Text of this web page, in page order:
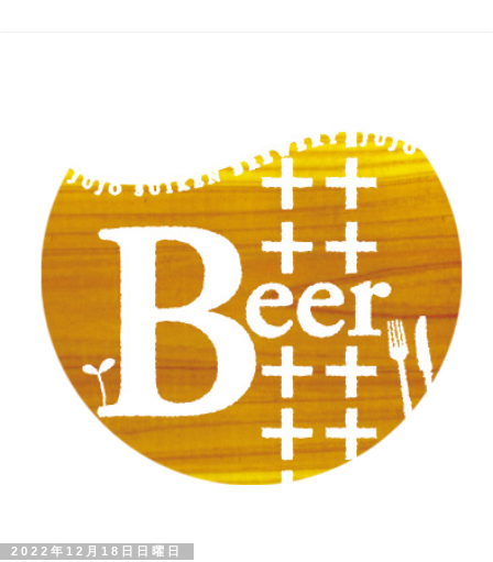
2022年12月18日日曜日